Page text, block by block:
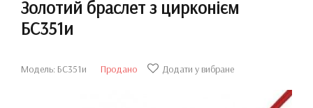
Золотий браслет з цирконієм
БС351и
Модель: БС351и Продано Додати у вибране